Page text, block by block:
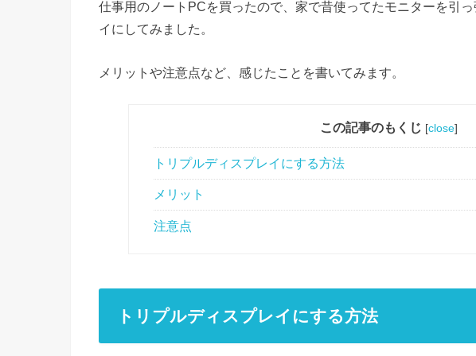
仕事用のノートPCを買ったので、家で昔使ってたモニターを引
イにしてみました。
メリットや注意点など、感じたことを書いてみます。
この記事のもくじ [close]
トリプルディスプレイにする方法
メリット
注意点
トリプルディスプレイにする方法